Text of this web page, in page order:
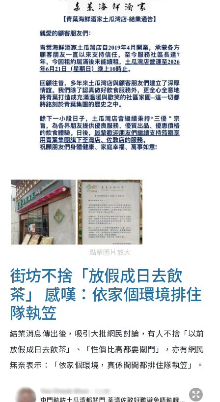
點擊圖片放大
街坊不捨「放假成日去飲
茶」 感嘆：依家個環境排住
隊執笠
結業消息傳出後，吸引大批網民討論，有人不捨「以前
放假成日去飲茶」、「性價比高都要關門」，亦有網民
無奈表示：「依家個環境，真係間間都排住隊執笠」。